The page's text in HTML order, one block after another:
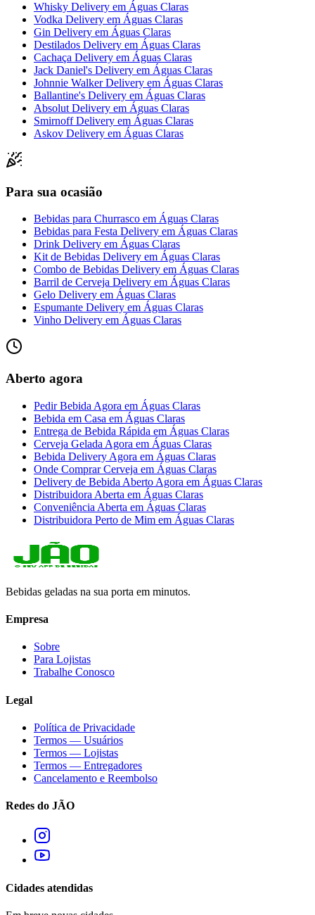
Whisky Delivery em Águas Claras
Vodka Delivery em Águas Claras
Gin Delivery em Águas Claras
Destilados Delivery em Águas Claras
Cachaça Delivery em Águas Claras
Jack Daniel's Delivery em Águas Claras
Johnnie Walker Delivery em Águas Claras
Ballantine's Delivery em Águas Claras
Absolut Delivery em Águas Claras
Smirnoff Delivery em Águas Claras
Askov Delivery em Águas Claras
Para sua ocasião
Bebidas para Churrasco em Águas Claras
Bebidas para Festa Delivery em Águas Claras
Drink Delivery em Águas Claras
Kit de Bebidas Delivery em Águas Claras
Combo de Bebidas Delivery em Águas Claras
Barril de Cerveja Delivery em Águas Claras
Gelo Delivery em Águas Claras
Espumante Delivery em Águas Claras
Vinho Delivery em Águas Claras
Aberto agora
Pedir Bebida Agora em Águas Claras
Bebida em Casa em Águas Claras
Entrega de Bebida Rápida em Águas Claras
Cerveja Gelada Agora em Águas Claras
Bebida Delivery Agora em Águas Claras
Onde Comprar Cerveja em Águas Claras
Delivery de Bebida Aberto Agora em Águas Claras
Distribuidora Aberta em Águas Claras
Conveniência Aberta em Águas Claras
Distribuidora Perto de Mim em Águas Claras
Bebidas geladas na sua porta em minutos.
Empresa
Sobre
Para Lojistas
Trabalhe Conosco
Legal
Política de Privacidade
Termos — Usuários
Termos — Lojistas
Termos — Entregadores
Cancelamento e Reembolso
Redes do JÃO
Cidades atendidas